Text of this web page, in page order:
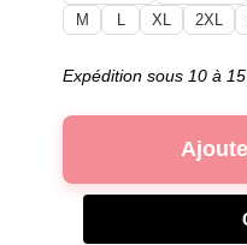
M
L XL 2XL
Expédition sous 10 à